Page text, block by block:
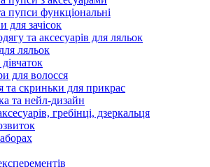
пупси функціональні
для зачісок
та аксесуарів для ляльок
ляльок
для волосся
та скриньки для прикрас
та нейл-дизайн
гребінці, дзеркальця